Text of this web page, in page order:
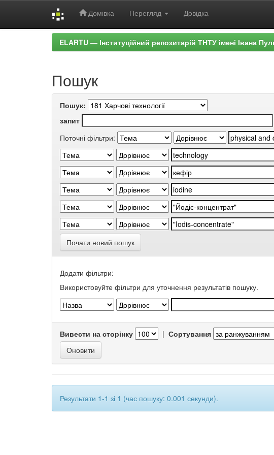
Домівка Перегляд Довідка
ELARTU — Інституційний репозитарій ТНТУ імені Івана
Пошук
Пошук:
запит
Поточні фільтри:
Почати новий пошук
Додати фільтри:
Використовуйте фільтри для уточнення результатів пошуку.
Вивести на сторінку | Сортування
Результати 1-1 зі 1 (час пошуку: 0.001 секунди).